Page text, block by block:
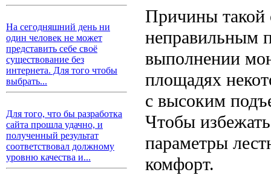
На сегодняшний день ни
один человек не может
представить себе своё
существование без
интернета. Для того чтобы
выбрать...
Для того, что бы разработка
сайта прошла удачно, и
полученный результат
соответствовал должному
уровню качества и...
Причины такой
неправильным
выполнении
площадях
с высоким
Чтобы избежать
параметры
комфорт.